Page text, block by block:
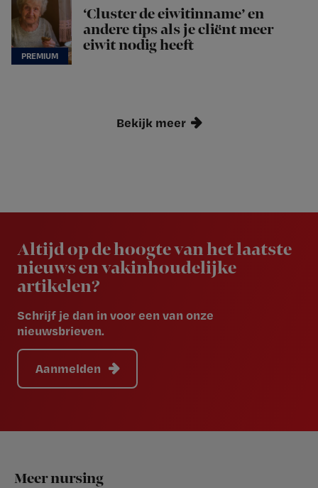
‘Cluster de eiwitinname’ en
andere tips als je cliënt meer
eiwit nodig heeft
Bekijk meer
Altijd op de hoogte van het laatste
nieuws en vakinhoudelijke
artikelen?
Schrijf je dan in voor een van onze
nieuwsbrieven.
Aanmelden
Footer
Meer nursing